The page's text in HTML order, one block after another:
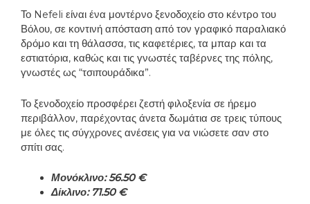
Το Nefeli είναι ένα μοντέρνο ξενοδοχείο στο κέντρο του
Βόλου, σε κοντινή απόσταση από τον γραφικό παραλιακό
δρόμο και τη θάλασσα, τις καφετέριες, τα μπαρ και τα
εστιατόρια, καθώς και τις γνωστές ταβέρνες της πόλης,
γνωστές ως “τσιπουράδικα”.
Το ξενοδοχείο προσφέρει ζεστή φιλοξενία σε ήρεμο
περιβάλλον, παρέχοντας άνετα δωμάτια σε τρεις τύπους
με όλες τις σύγχρονες ανέσεις για να νιώσετε σαν στο
σπίτι σας.
Μονόκλινο: 56.50 €
Δίκλινο: 71.50 €